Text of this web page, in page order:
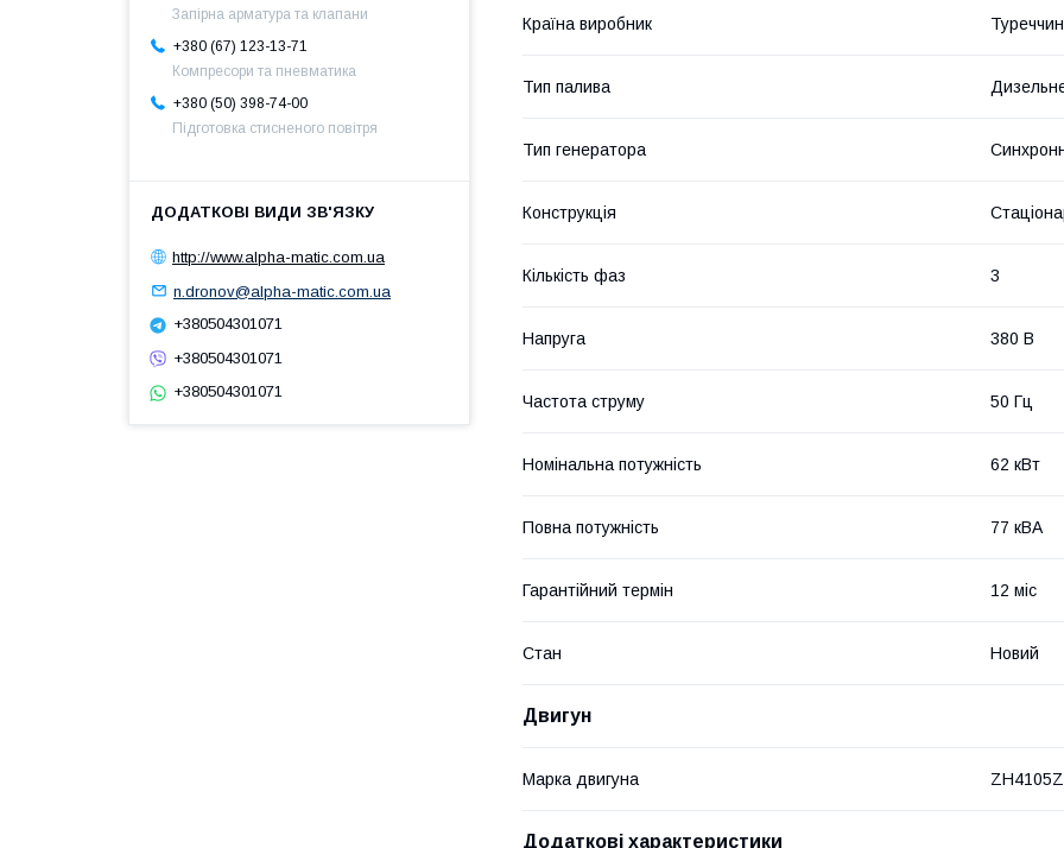
Країна виробник
Тип палива
Тип генератора
Конструкція
Кількість фаз 3
Напруга 380 В
Частота струму 50 Гц
Номінальна потужність 62 кВт
Повна потужність 77 кВА
Гарантійний термін 12 міс
Стан Новий
Двигун
Марка двигуна
Додаткові характеристики
Запірна арматура та клапани
+380 (67) 123-13-71
Компресори та пневматика
+380 (50) 398-74-00
Підготовка стисненого повітря
http://www.alpha-matic.com.ua
n.dronov@alpha-matic.com.ua
+380504301071
+380504301071
+380504301071